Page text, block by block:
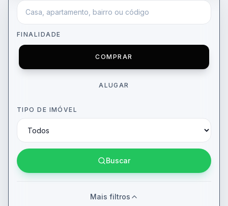
FINALIDADE
COMPRAR
ALUGAR
TIPO DE IMÓVEL
Buscar
Mais filtros